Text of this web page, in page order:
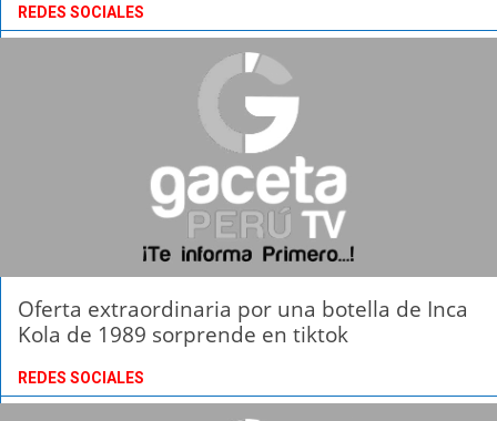
REDES SOCIALES
Oferta extraordinaria por una botella de Inca
Kola de 1989 sorprende en tiktok
REDES SOCIALES